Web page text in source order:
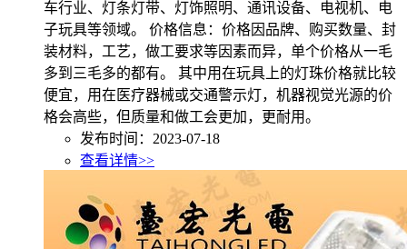
车行业、灯条灯带、灯饰照明、通讯设备、电视机、电
子玩具等领域。 价格信息：价格因品牌、购买数量、封
装材料，工艺，做工要求等因素而异，单个价格从一毛
多到三毛多的都有。 其中用在玩具上的灯珠价格就比较
便宜，用在医疗器械或交通警示灯，机器视觉光源的价
格会高些，但质量和做工会更加，更耐用。
发布时间：2023-07-18
查看详情>>